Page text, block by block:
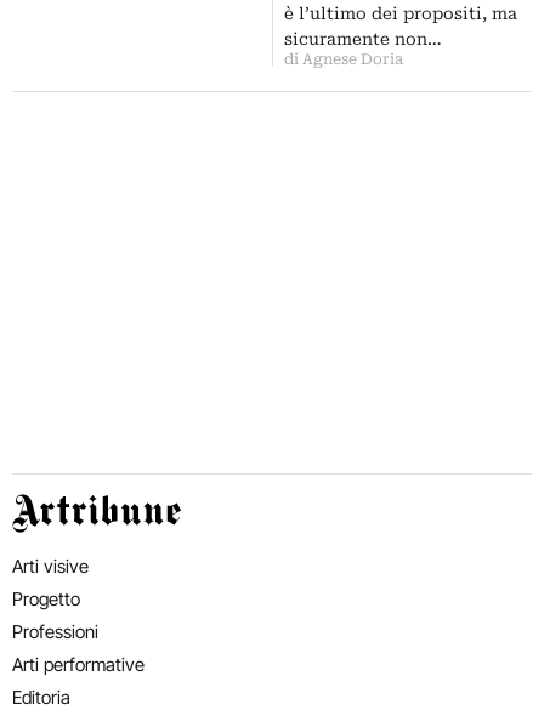
è l’ultimo dei propositi, ma
sicuramente non…
di Agnese Doria
Artribune
Arti visive
Progetto
Professioni
Arti performative
Editoria